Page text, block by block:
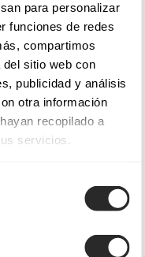
para personalizar
funciones de redes
compartimos
sitio web con
publicidad y análisis
otra información
recopilado a
servicios.